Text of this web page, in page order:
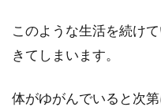
い？
このような生活を続け
きてしまいます。
体がゆがんでいると次